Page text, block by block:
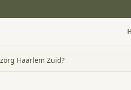
Haarlem Zuid?